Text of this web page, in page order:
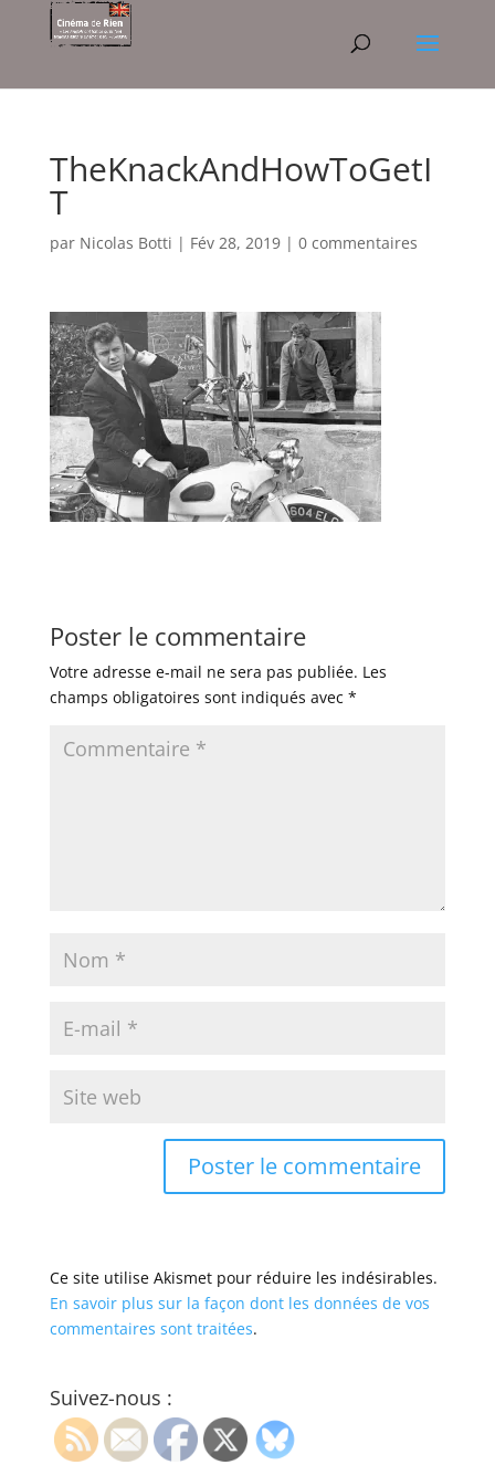
TheKnackAndHowToGetI
T
par Nicolas Botti | Fév 28, 2019| 0 commentaires
Poster le commentaire
Votre adresse e-mail ne sera pas publiée. Les
champs obligatoires sont indiqués avec *
Ce site utilise Akismet pour réduire les indésirables.
En savoir plus sur la façon dont les données de vos
commentaires sont traitées.
Suivez-nous :